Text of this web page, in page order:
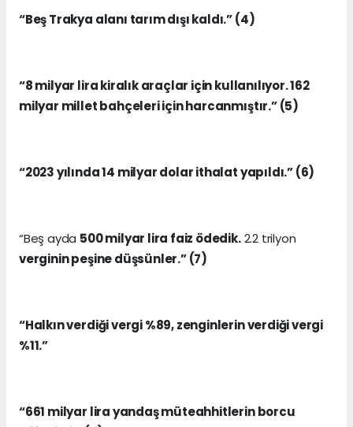
“Beş Trakya alanı tarım dışı kaldı.” (4)
“8 milyar lira kiralık araçlar için kullanılıyor. 162
milyar millet bahçeleri için harcanmıştır.” (5)
“2023 yılında 14 milyar dolar ithalat yapıldı.” (6)
“Beş ayda 500 milyar lira faiz ödedik.2.2 trilyon
verginin peşine düşsünler.” (7)
“Halkın verdiği vergi %89, zenginlerin verdiği vergi
%11.”
“661 milyar lira yandaş müteahhitlerin borcu